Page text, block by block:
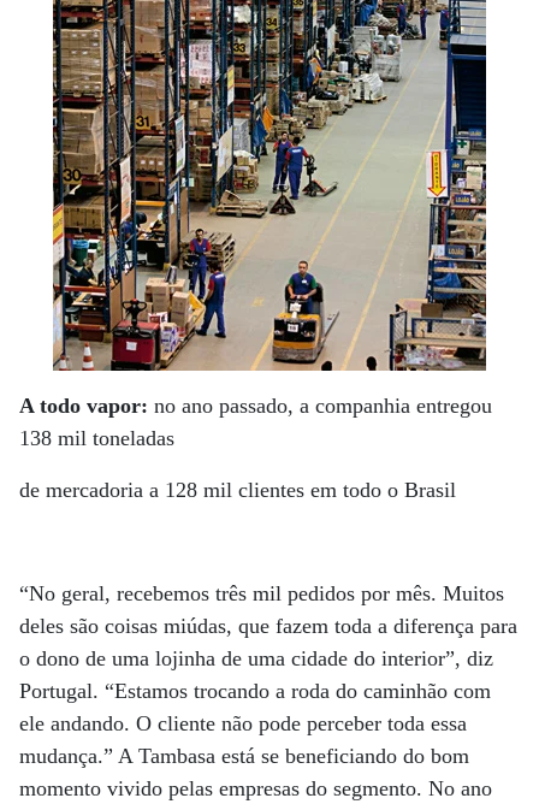
A todo vapor: no ano passado, a companhia entregou
138 mil toneladas
de mercadoria a 128 mil clientes em todo o Brasil
“No geral, recebemos três mil pedidos por mês. Muitos
deles são coisas miúdas, que fazem toda a diferença para
o dono de uma lojinha de uma cidade do interior”, diz
Portugal. “Estamos trocando a roda do caminhão com
ele andando. O cliente não pode perceber toda essa
mudança.” A Tambasa está se beneficiando do bom
momento vivido pelas empresas do segmento. No ano